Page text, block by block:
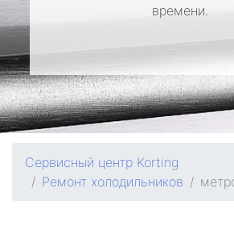
времени.
Сервисный центр Korting
Ремонт холодильников